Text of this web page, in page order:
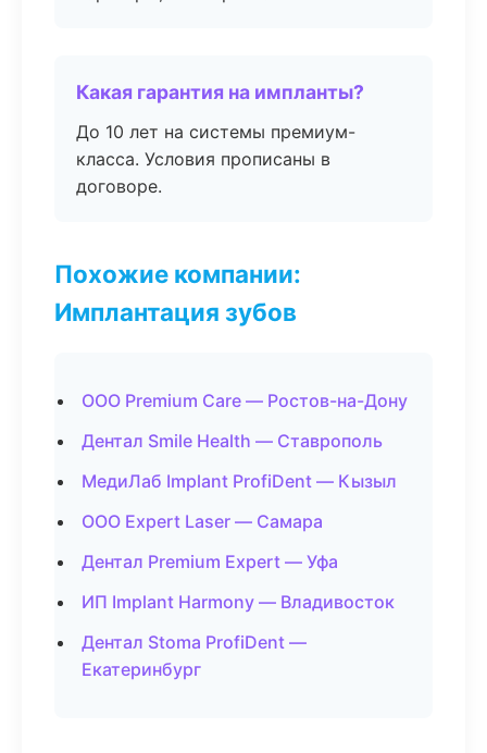
Какая гарантия на импланты?
До 10 лет на системы премиум-
класса. Условия прописаны в
договоре.
Похожие компании:
Имплантация зубов
ООО Premium Care — Ростов-на-Дону
Дентал Smile Health — Ставрополь
МедиЛаб Implant ProfiDent — Кызыл
ООО Expert Laser — Самара
Дентал Premium Expert — Уфа
ИП Implant Harmony — Владивосток
Дентал Stoma ProfiDent —
Екатеринбург